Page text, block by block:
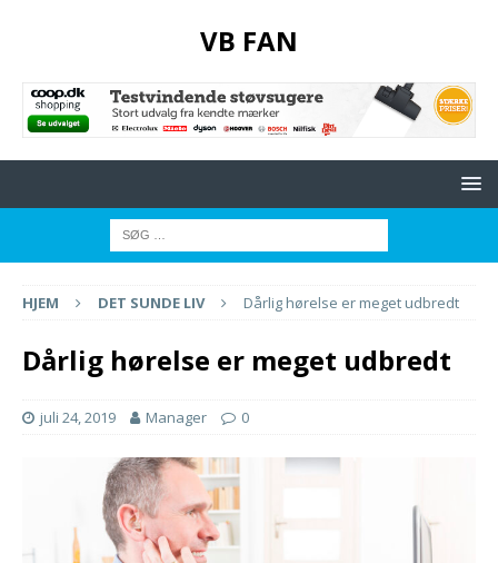
VB FAN
HJEM DET SUNDE LIV Dårlig hørelse er meget udbredt
Dårlig hørelse er meget udbredt
juli 24, 2019 Manager 0